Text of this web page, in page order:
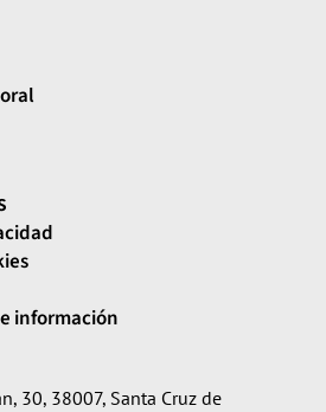
información
30, 38007, Santa Cruz de